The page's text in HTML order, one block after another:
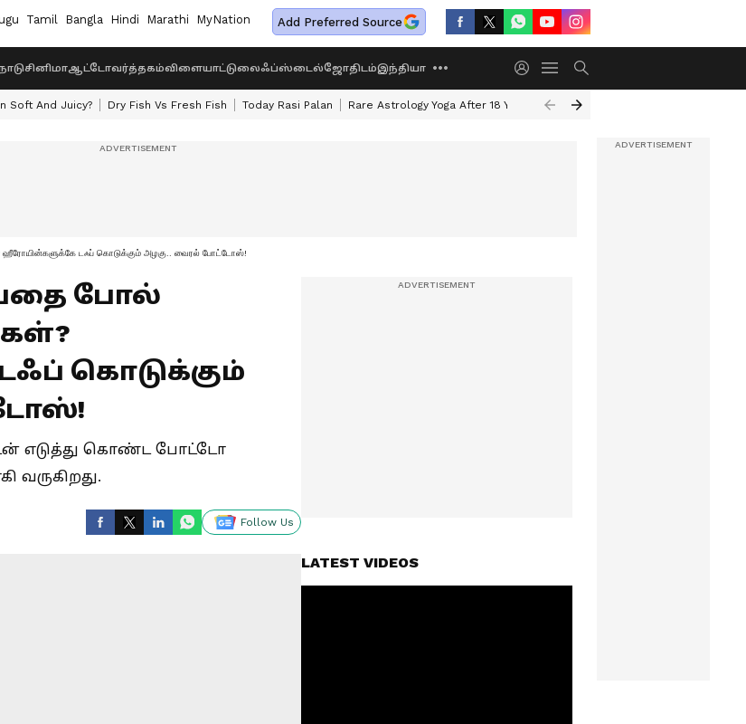
Tamil Bangla Hindi Marathi MyNation Add Preferred Source
சினிமாஆட்டோவர்த்தகம்விளையாட்டுலைஃப்ஸ்டைல்ஜோதிடம்இந்தியா
Soft And Juicy? Dry Fish Vs Fresh Fish Today Rasi Palan Rare Astrology Yoga After 18 Years Dwi Pushkar Yoga 2026
ஹீரோயின்களுக்கே டஃப் கொடுக்கும் அழகு.. வைரல் போட்டோஸ்!
போல்
கொடுக்கும்
எடுத்து கொண்ட போட்டோ
வருகிறது.
Follow Us
LATEST VIDEOS